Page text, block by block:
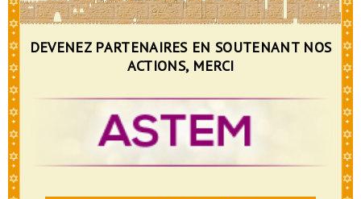
DEVENEZ PARTENAIRES EN SOUTENANT NOS
ACTIONS, MERCI